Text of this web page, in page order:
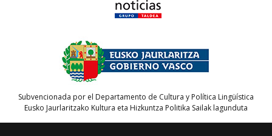
Subvencionada por el Departamento de Cultura y Política Lingüística
Eusko Jaurlaritzako Kultura eta Hizkuntza Politika Sailak lagunduta